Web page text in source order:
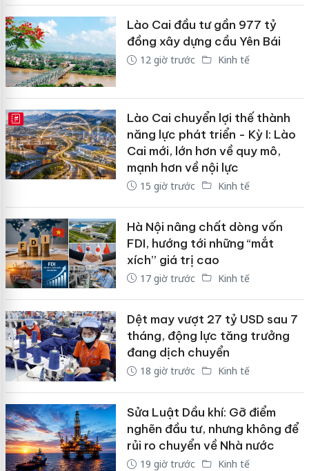
Lào Cai đầu tư gần 977 tỷ
đồng xây dựng cầu Yên Bái
12 giờ trước Kinh tế
E-MAGAZINE
Lào Cai chuyển lợi thế thành
năng lực phát triển - Kỳ I: Lào
Cai mới, lớn hơn về quy mô,
mạnh hơn về nội lực
15 giờ trước Kinh tế
Hà Nội nâng chất dòng vốn
FDI, hướng tới những “mắt
xích” giá trị cao
17 giờ trước Kinh tế
Dệt may vượt 27 tỷ USD sau 7
tháng, động lực tăng trưởng
đang dịch chuyển
18 giờ trước Kinh tế
Sửa Luật Dầu khí: Gỡ điểm
nghẽn đầu tư, nhưng không để
rủi ro chuyển về Nhà nước
19 giờ trước Kinh tế